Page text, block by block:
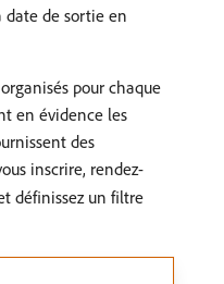
date de sortie en
pour chaque
en évidence les
des
inscrire, rendez-
définissez un filtre